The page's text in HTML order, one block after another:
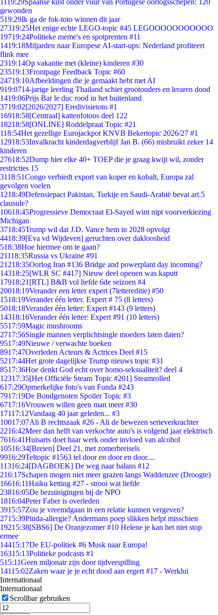
1119:29Spaanse kust onder vuur van Portugese oorlogsschepen: 120
gewonden
519:29Ik ga de fok-toto winnen dit jaar
27319:25Het enige echte LEGO-topic #45 LEGOOOOOOOOOOO
19719:24Politieke meme's en spotprenten #11
1419:18Miljarden naar Europese AI-start-ups: Nederland profiteert
flink mee
2319:14Op vakantie met (kleine) kinderen #30
23519:13Frontpage Feedback Topic #60
24719:10Afbeeldingen die je gemaakt hebt met AI
919:0714-jarige leerling Thailand schiet grootouders en leraren dood
1419:06Prijs Bar le duc rood in het buitenland
3719:02[2026/2027] Eredivisietoto #1
16918:58[Centraal] kattenfotoos deel 122
18218:58[ONLINE] Roddelpraat Topic #21
118:54Het gezellige Eurojackpot KNVB Bekertopic 2026/27 #1
12918:53Invalkracht kinderdagverblijf Jan B. (66) misbruikt zeker 14
kinderen
27618:52Dump hier elke 40+ TOEP die je graag kwijt wil, zonder
restricties 15
3118:51Congo verbiedt export van koper en kobalt, Europa zal
gevolgen voelen
1218:49Defensiepact Pakistan, Turkije en Saudi-Arabië bevat art.5
clausule?
10618:45Progressieve Democraat El-Sayed wint nipt voorverkiezing
Michigan
3718:45Trump wil dat J.D. Vance hem in 2028 opvolgt
4418:39[Eva vd Wijdeven] geruchten over dakloosheid
518:38Hoe hiermee om te gaan?
21118:35Russia vs Ukraine #91
21218:35Oorlog Iran #136 Bridge and powerplant day incoming?
14318:25[WLR SC #417] Nieuw deel openen was kaputt
17918:21 [RTL] B&B vol liefde 6de seizoen #4
20018:19Verander een letter expert (7lettereditie) #50
1518:19Verander één letter. Expert # 75 (8 letters)
5018:18Verander één letter: Expert #143 (9 letters)
14318:16Verander één letter: Expert #91 (10 letters)
5517:59Magic mushrooms
2717:56Single mannen verplichtsingle moeders laten daten?
9517:49Nieuwe / verwachte boeken
8917:47Overleden Acteurs & Actrices Deel #15
5217:44Het grote dagelijkse Trump nieuws topic #31
8517:36Hoe denkt God echt over homo-seksualiteit? deel 4
12317:35[Het Officiële Steam Topic #201] Steamrolled
617:29Opmerkelijke foto's van Funda #243
7917:19De Bondgenoten Spoiler Topic #3
6717:16Vrouwen willen geen man meer #30
17117:12Vandaag 40 jaar geleden... #3
10017:07Ali B rechtszaak #26 - Ali de bewezen serieverkrachter
2216:42Meer dan helft van verkochte auto's is volgend jaar elektrisch
7616:41Huisarts doet haar werk onder invloed van alcohol
10516:34[Breien] Deel 21, met zomerbreisels
9916:29Teltopic #1563 tel door en door en door....
11316:24[DAGBOEK] De weg naar balans #12
216:17Schapen mogen niet meer grazen langs Waddenzee (Droogte)
16616:11Haiku ketting #27 - strooi wat liefde
23816:05De bezuinigingen bij de NPO
1816:04Peter Faber is overleden
3915:57Zou je vreemdgaan in een relatie kunnen vergeven?
2715:39Pinda-allergie? Andermans poep slikken helpt misschien
19215:38[SBS6] De Oranjezomer #10 Helene je kan het niet stop
ermee
14415:17De EU-politiek #6 Musk naar Europa!
16315:13Politieke podcasts #1
515:11Geen miljonair zijn door tijdverspilling
14115:02Zaken waar je je echt dood aan ergert #17 - Werklui
Internationaal
Internationaal
Scrollbar gebruiken